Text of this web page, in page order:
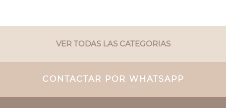
VER TODAS LAS CATEGORIAS
CONTACTAR POR WHATSAPP